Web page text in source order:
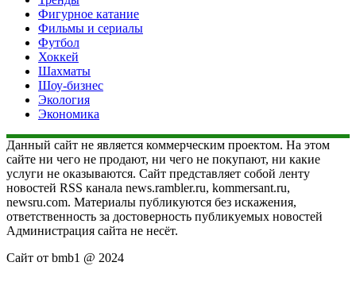
Фигурное катание
Фильмы и сериалы
Футбол
Хоккей
Шахматы
Шоу-бизнес
Экология
Экономика
Данный сайт не является коммерческим проектом. На этом
сайте ни чего не продают, ни чего не покупают, ни какие
услуги не оказываются. Сайт представляет собой ленту
новостей RSS канала news.rambler.ru, kommersant.ru,
newsru.com. Материалы публикуются без искажения,
ответственность за достоверность публикуемых новостей
Администрация сайта не несёт.
Сайт от bmb1 @ 2024